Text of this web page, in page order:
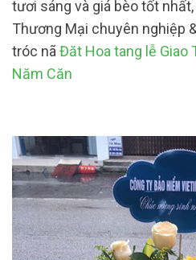
tươi sáng và giá bèo tốt
Thương Mại chuyên nghiệp
tróc nã Đăt Hoa tang lễ Giao
Năm Căn